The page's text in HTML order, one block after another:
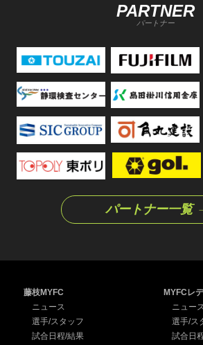
PARTNER
パートナー
パートナー一覧
藤枝MYFC
ニュース
選手/スタッフ
試合日程/結果
MYFCレ
ニュー
選手/ス
試合日